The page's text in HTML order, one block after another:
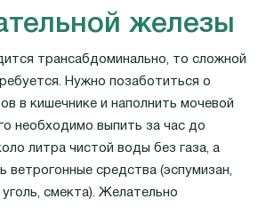
железы
трансабдоминально, то сложной
Нужно позаботиться о
в кишечнике и наполнить мочевой
необходимо выпить за час до
литра чистой воды без газа, а
ветрогонные средства (эспумизан,
смекта). Желательно